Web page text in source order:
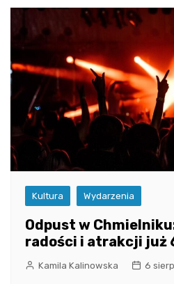
Kultura Wydarzenia
Odpust w
radości i atrakcji już
Kamila Kalinowska 6